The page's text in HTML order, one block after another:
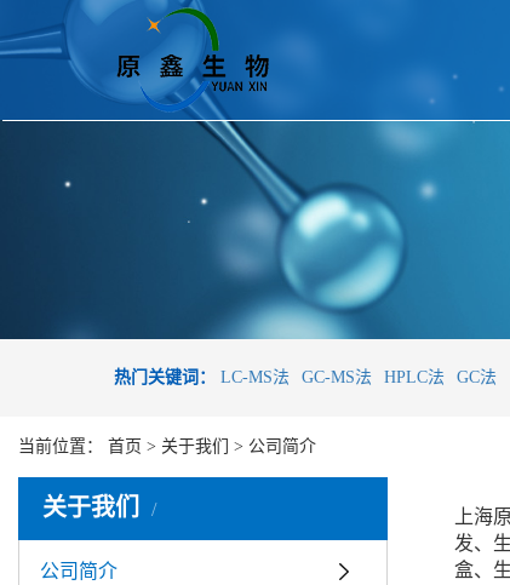
热门关键词： LC-MS法 GC-MS法 HPLC法 GC法
当前位置： 首页 > 关于我们 > 公司简介
关于我们
公司简介
上海
发、
盒、